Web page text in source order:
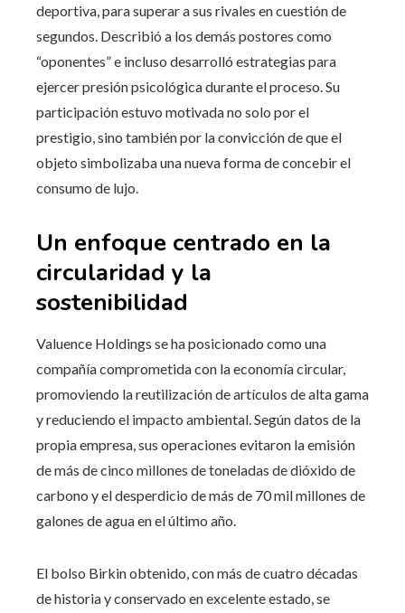
deportiva, para superar a sus rivales en cuestión de
segundos. Describió a los demás postores como
“oponentes” e incluso desarrolló estrategias para
ejercer presión psicológica durante el proceso. Su
participación estuvo motivada no solo por el
prestigio, sino también por la convicción de que el
objeto simbolizaba una nueva forma de concebir el
consumo de lujo.
Un enfoque centrado en la
circularidad y la
sostenibilidad
Valuence Holdings se ha posicionado como una
compañía comprometida con la economía circular,
promoviendo la reutilización de artículos de alta gama
y reduciendo el impacto ambiental. Según datos de la
propia empresa, sus operaciones evitaron la emisión
de más de cinco millones de toneladas de dióxido de
carbono y el desperdicio de más de 70 mil millones de
galones de agua en el último año.
El bolso Birkin obtenido, con más de cuatro décadas
de historia y conservado en excelente estado, se